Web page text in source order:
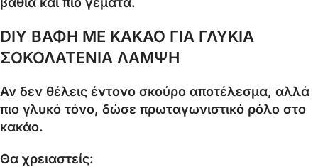
DIY ΒΑΦΗ ΜΕ ΚΑΚΑΟ ΓΙΑ ΓΛΥΚΙΑ
ΣΟΚΟΛΑΤΕΝΙΑ ΛΑΜΨΗ
Αν δεν θέλεις έντονο σκούρο αποτέλεσμα, αλλά
πιο γλυκό τόνο, δώσε πρωταγωνιστικό ρόλο στο
κακάο.
Θα χρειαστείς: